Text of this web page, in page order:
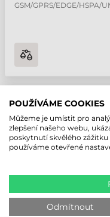
GSM/GPRS/EDGE/HSPA/
Číslo
GSM/GPRS/EDGE/HSPA/
POUŽÍVÁME COOKIES
Můžeme je umístit pro
zlepšení našeho webu,
poskytnutí skvělého
používáme otevřené
Odmítnout